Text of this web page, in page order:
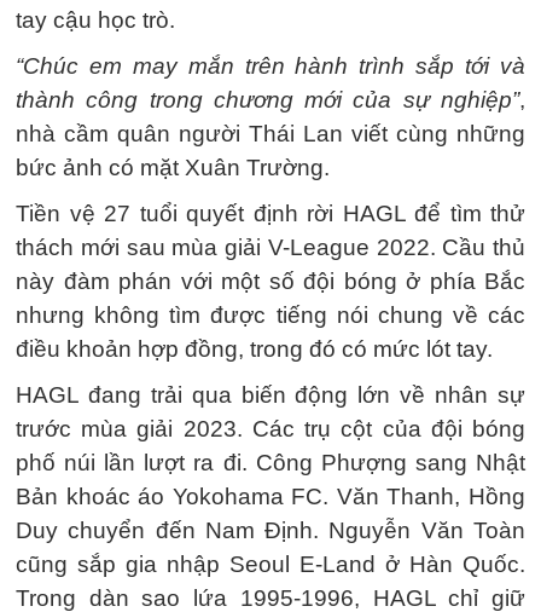
tay cậu học trò.
“Chúc em may mắn trên hành trình sắp tới và
thành công trong chương mới của sự nghiệp”,
nhà cầm quân người Thái Lan viết cùng những
bức ảnh có mặt Xuân Trường.
Tiền vệ 27 tuổi quyết định rời HAGL để tìm thử
thách mới sau mùa giải V-League 2022. Cầu thủ
này đàm phán với một số đội bóng ở phía Bắc
nhưng không tìm được tiếng nói chung về các
điều khoản hợp đồng, trong đó có mức lót tay.
HAGL đang trải qua biến động lớn về nhân sự
trước mùa giải 2023. Các trụ cột của đội bóng
phố núi lần lượt ra đi. Công Phượng sang Nhật
Bản khoác áo Yokohama FC. Văn Thanh, Hồng
Duy chuyển đến Nam Định. Nguyễn Văn Toàn
cũng sắp gia nhập Seoul E-Land ở Hàn Quốc.
Trong dàn sao lứa 1995-1996, HAGL chỉ giữ